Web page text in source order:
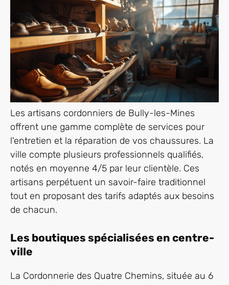
Les artisans cordonniers de Bully-les-Mines
offrent une gamme complète de services pour
l'entretien et la réparation de vos chaussures. La
ville compte plusieurs professionnels qualifiés,
notés en moyenne 4/5 par leur clientèle. Ces
artisans perpétuent un savoir-faire traditionnel
tout en proposant des tarifs adaptés aux besoins
de chacun.
Les boutiques spécialisées en centre-
ville
La Cordonnerie des Quatre Chemins, située au 6